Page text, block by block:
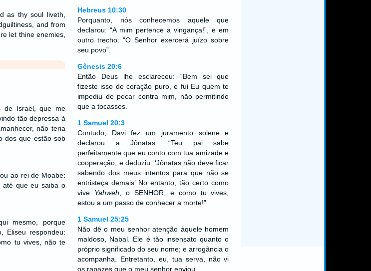
as thy soul liveth,
and from
let thine enemies,
de Israel, que me
tão depressa à
não teria
dos que estão sob
ao rei de Moabe:
até que eu saiba o
mesmo, porque
Eliseu respondeu:
tu vives, não te
Hebreus 10:30
Porquanto, nós conhecemos aquele que
declarou: “A mim pertence a vingança!”, e em
outro trecho: “O Senhor exercerá juízo sobre
seu povo”.
Gênesis 20:6
Então Deus lhe esclareceu: “Bem sei que
fizeste isso de coração puro, e fui Eu quem te
impediu de pecar contra mim, não permitindo
que a tocasses.
1 Samuel 20:3
Contudo, Davi fez um juramento solene e
declarou a Jônatas: “Teu pai sabe
perfeitamente que eu conto com tua amizade e
cooperação, e deduziu: ‘Jônatas não deve ficar
sabendo dos meus intentos para que não se
entristeça demais’ No entanto, tão certo como
vive Yahweh , o SENHOR, e como tu vives,
estou a um passo de conhecer a morte!”
1 Samuel 25:25
Não dê o meu senhor atenção àquele homem
maldoso, Nabal. Ele é tão insensato quanto o
próprio significado do seu nome; e arrogância o
acompanha. Entretanto, eu, tua serva, não vi
os rapazes que o meu senhor enviou.